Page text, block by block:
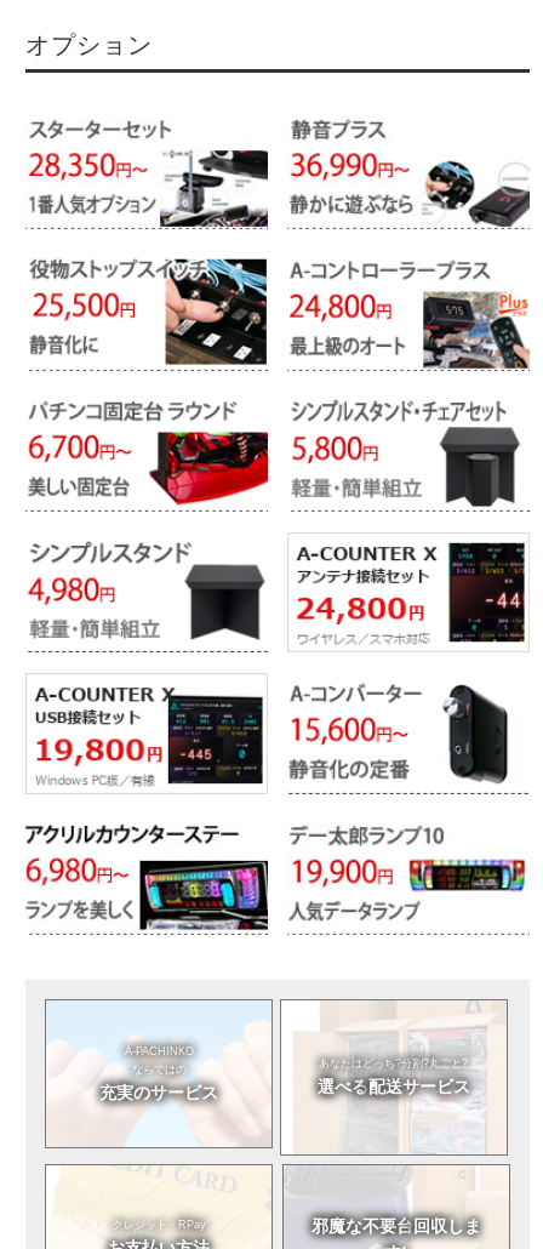
オプション
A-PACHINKO
ならではの
充実のサービス
あなたはどっち?分割?丸ごと?
選べる配送サービス
クレジット・RPay 邪魔な不要台回収しま